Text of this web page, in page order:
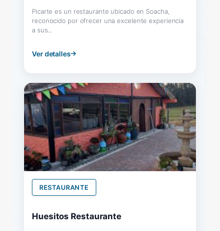
Picarte es un restaurante ubicado en Soacha,
reconocido por ofrecer una excelente experiencia
a sus...
Ver detalles
RESTAURANTE
Huesitos Restaurante